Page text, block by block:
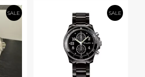
SALE SALE